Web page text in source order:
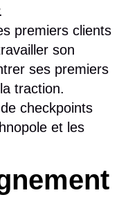
premiers clients
son
ses premiers
traction.
checkpoints
et les